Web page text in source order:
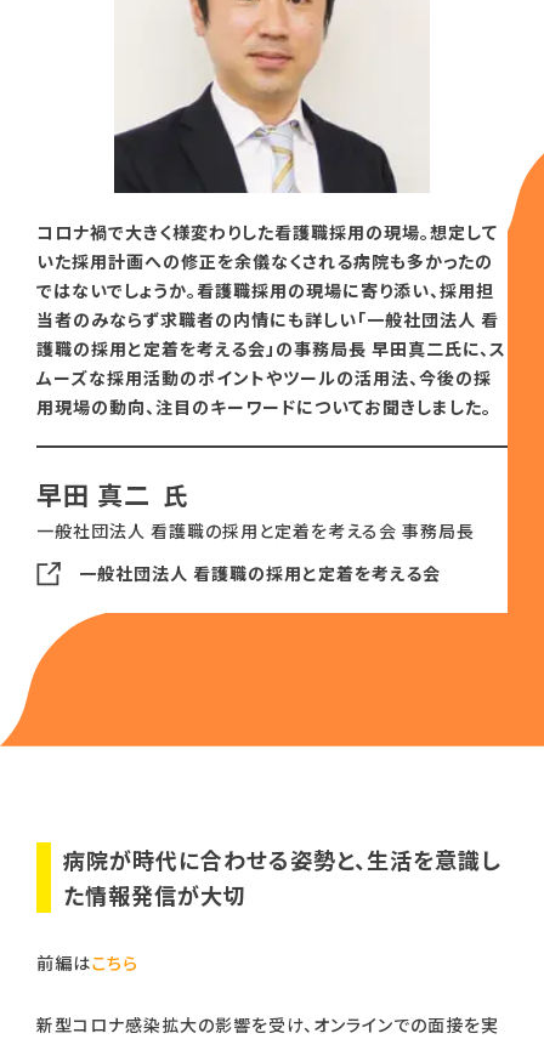
コロナ禍で大きく様変わりした看護職採用の現場。想定して
いた採用計画への修正を余儀なくされる病院も多かったの
ではないでしょうか。看護職採用の現場に寄り添い、採用担
当者のみならず求職者の内情にも詳しい「一般社団法人 看
護職の採用と定着を考える会」の事務局長 早田真二氏に、ス
ムーズな採用活動のポイントやツールの活用法、今後の採
用現場の動向、注目のキーワードについてお聞きしました。
早田 真二
一般社団法人 看護職の採用と定着を考える会 事務局長
一般社団法人 看護職の採用と定着を考える会
病院が時代に合わせる姿勢と、生活を意識し
た情報発信が大切
前編はこちら
新型コロナ感染拡大の影響を受け、オンラインでの面接を実